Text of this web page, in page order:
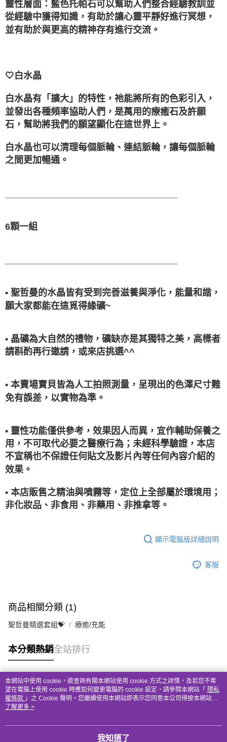
靈性層面：藍色托帕石可以幫助人們整合經驗教訓並
從經驗中獲得知識，有助於讓心靈平靜好進行冥想，
並有助於與更高的精神存有進行交流。
🤍白水晶
白水晶有「擴大」的特性，祂能將所有的色彩引入，
並發出各種頻率協助人們，是萬用的療癒石及許願
石，幫助將我們的願望顯化在這世界上。
白水晶也可以清理每個脈輪、連結脈輪，讓每個脈輪
之間更加暢通。
6顆一組
• 聖哲曼的水晶皆有受到完善滋養與淨化，能量和諧，
願大家都能在這覓得緣礦~
• 晶礦為大自然的禮物，礦缺亦是其獨特之美，高標者
請斟酌再行邀請，或來店挑選^^
• 本賣場寶貝皆為人工拍照測量，呈現出的色澤尺寸難
免有誤差，以實物為準。
• 靈性功能僅供參考，效果因人而異，宜作輔助保養之
用，不可取代必要之醫療行為；未經科學驗證，本店
不宣稱也不保證任何貼文及影片內等任何內容介紹的
效果。
• 本店販售之精油與噴霧等，定位上全部屬於環境用；
非化妝品、非食用、非藥用、非推拿等。
顯示電腦版詳細說明
客服
商品相關分類 (1)
聖哲曼精選套組💝 療癒/充能
本分類熱銷全站排行
熱門標籤
本網站中使用 cookie，欲查詢有關本網站使用 cookie 方式之詳情，及若您不希
望在電腦上使用 cookie 時應如何變更電腦的 cookie 設定，請參閱本網站「 隱私
權條款 」之 Cookie 聲明。您繼續使用本網站即表示您同意本公司得按本網站使
用條款之 Cookie 聲明使用 cookie。
了解更多 >
我知道了